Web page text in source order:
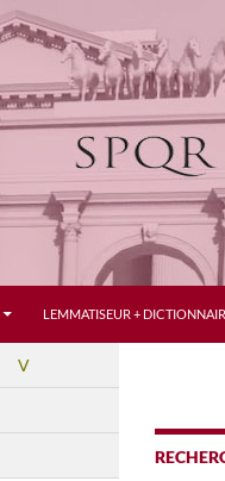
LEMMATISEUR +
V